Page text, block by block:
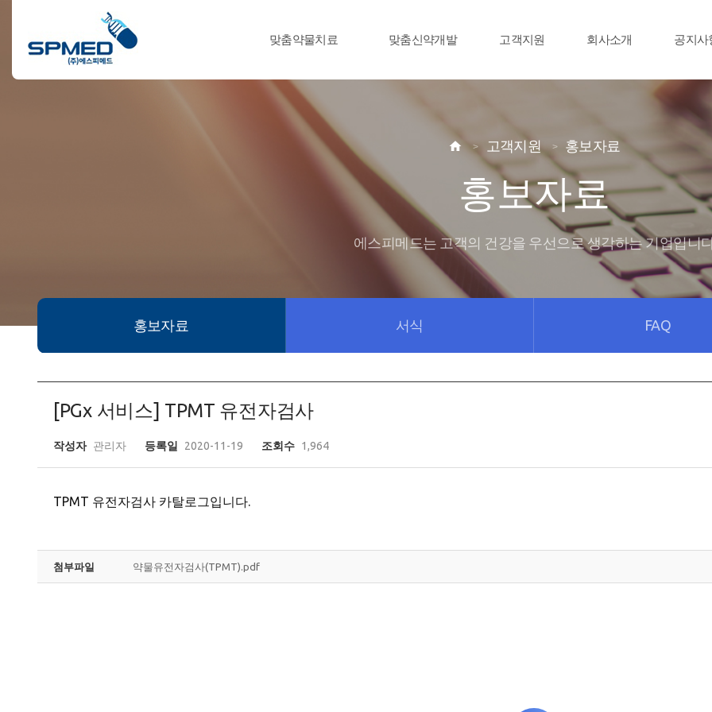
맞춤약물치료 맞춤신약개발 고객지원 회사소개 공지사
 고객지원 홍보자료
홍보자료
에스피메드는 고객의 건강을 우선으로 생각하는 기업입니
홍보자료 서식 FAQ
[PGx 서비스] TPMT 유전자검사
작성자 관리자 등록일 2020-11-19 조회수 1,964
TPMT 유전자검사 카탈로그입니다.
첨부파일 약물유전자검사(TPMT).pdf